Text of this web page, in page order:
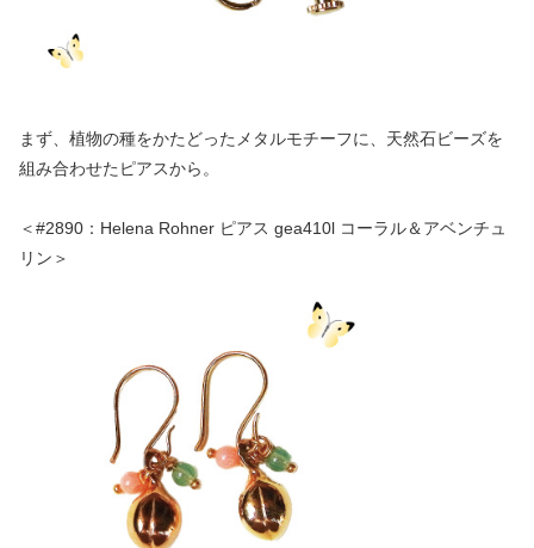
まず、植物の種をかたどったメタルモチーフに、天然石ビーズを
組み合わせたピアスから。
＜#2890：Helena Rohner ピアス gea410l コーラル＆アベンチュ
リン＞